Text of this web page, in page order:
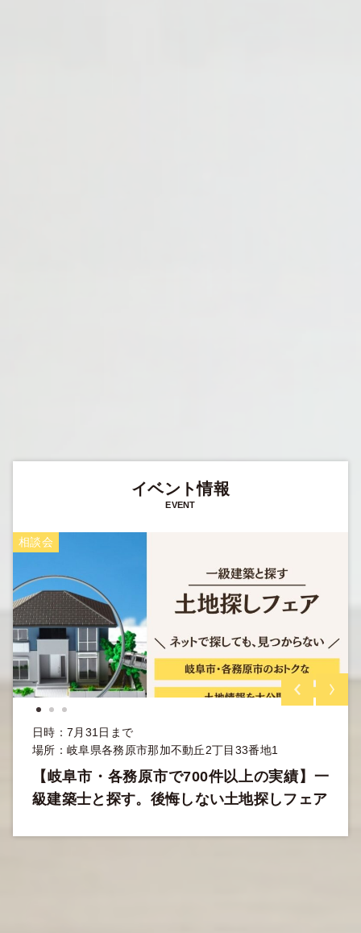
イベント情報
EVENT
相談会
日時：7月31日まで
場所：岐阜県各務原市那加不動丘2丁目33番地1
【岐阜市・各務原市で700件以上の実績】一
級建築士と探す。後悔しない土地探しフェア